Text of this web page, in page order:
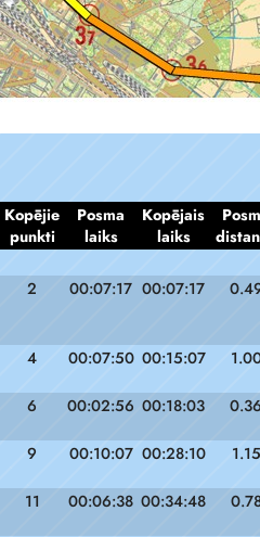
Kopējie
punkti
Posma
laiks
Kopējais
laiks
2 00:07:17 00:07:17
4 00:07:50 00:15:07
6 00:02:56 00:18:03
9 00:10:07 00:28:10 1.15
11 00:06:38 00:34:48